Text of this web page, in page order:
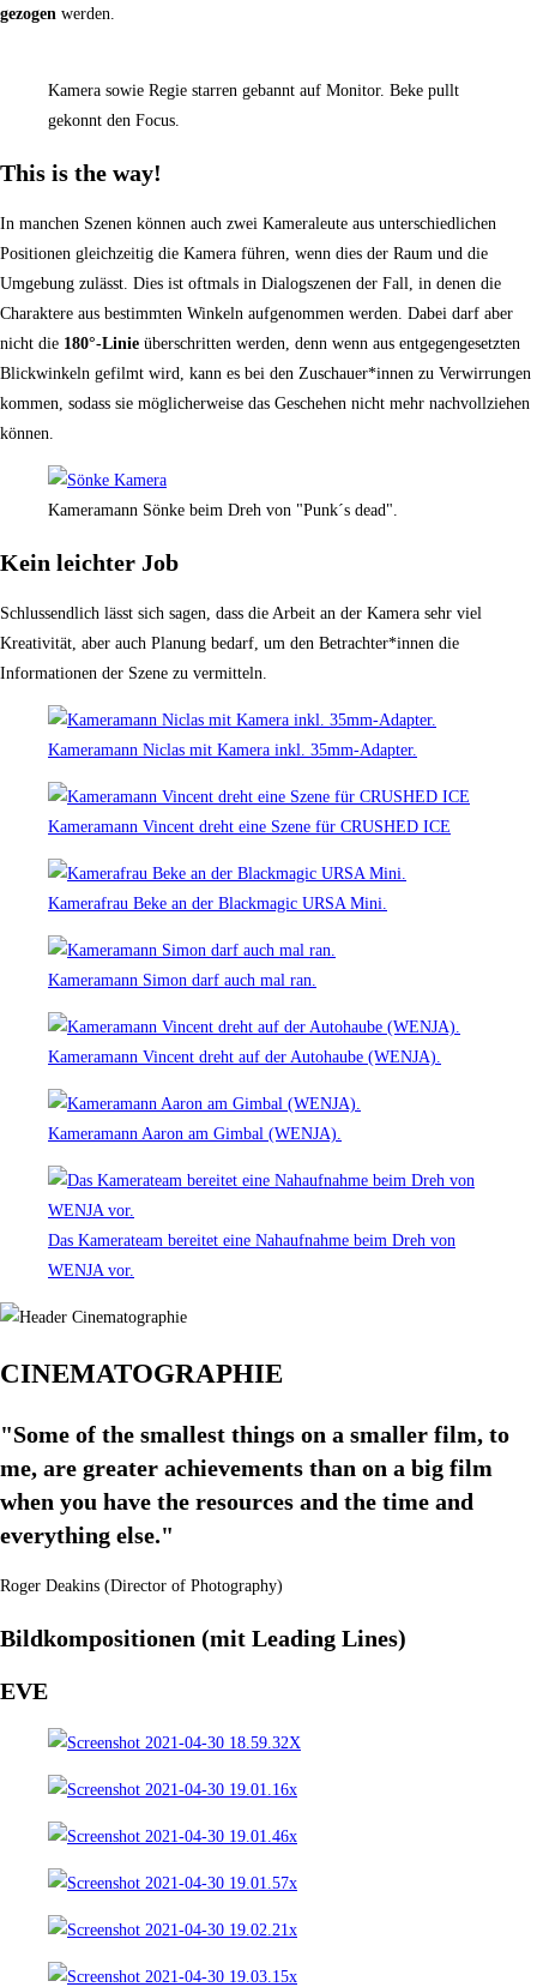
gezogen werden.
Kamera sowie Regie starren gebannt auf Monitor. Beke pullt
gekonnt den Focus.
This is the way!
In manchen Szenen können auch zwei Kameraleute aus unterschiedlichen
Positionen gleichzeitig die Kamera führen, wenn dies der Raum und die
Umgebung zulässt. Dies ist oftmals in Dialogszenen der Fall, in denen die
Charaktere aus bestimmten Winkeln aufgenommen werden. Dabei darf aber
nicht die 180°-Linie überschritten werden, denn wenn aus entgegengesetzten
Blickwinkeln gefilmt wird, kann es bei den Zuschauer*innen zu Verwirrungen
kommen, sodass sie möglicherweise das Geschehen nicht mehr nachvollziehen
können.
Kameramann Sönke beim Dreh von "Punk´s dead".
Kein leichter Job
Schlussendlich lässt sich sagen, dass die Arbeit an der Kamera sehr viel
Kreativität, aber auch Planung bedarf, um den Betrachter*innen die
Informationen der Szene zu vermitteln.
Kameramann Niclas mit Kamera inkl. 35mm-Adapter.
Kameramann Vincent dreht eine Szene für CRUSHED ICE
Kamerafrau Beke an der Blackmagic URSA Mini.
Kameramann Simon darf auch mal ran.
Kameramann Vincent dreht auf der Autohaube (WENJA).
Kameramann Aaron am Gimbal (WENJA).
Das Kamerateam bereitet eine Nahaufnahme beim Dreh von
WENJA vor.
CINEMATOGRAPHIE
"Some of the smallest things on a smaller film, to
me, are greater achievements than on a big film
when you have the resources and the time and
everything else."
Roger Deakins (Director of Photography)
Bildkompositionen (mit Leading Lines)
EVE